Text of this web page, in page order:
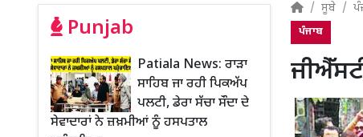
Punjab
Patiala News: ਰਾੜਾ
ਸਾਹਿਬ ਜਾ ਰਹੀ ਪਿਕਅੱਪ
ਪਲਟੀ, ਡੇਰਾ ਸੱਚਾ ਸੌਦਾ ਦੇ
ਸੇਵਾਦਾਰਾਂ ਨੇ ਜ਼ਖ਼ਮੀਆਂ ਨੂੰ ਹਸਪਤਾਲ
ਸੂਬੇ
ਪੰਜਾਬ